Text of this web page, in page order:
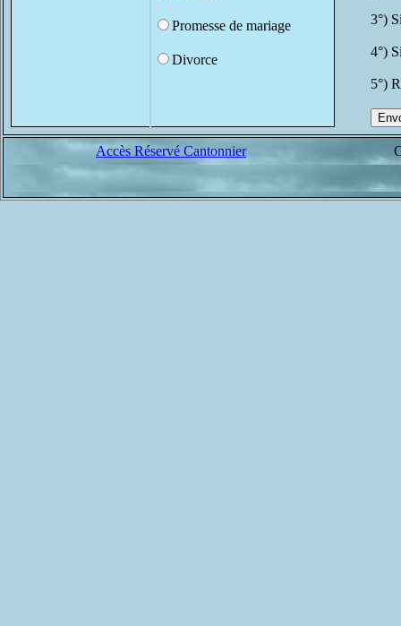
3°)
4°)
5°)
Promesse de mariage
Divorce
Accès Réservé Cantonnier